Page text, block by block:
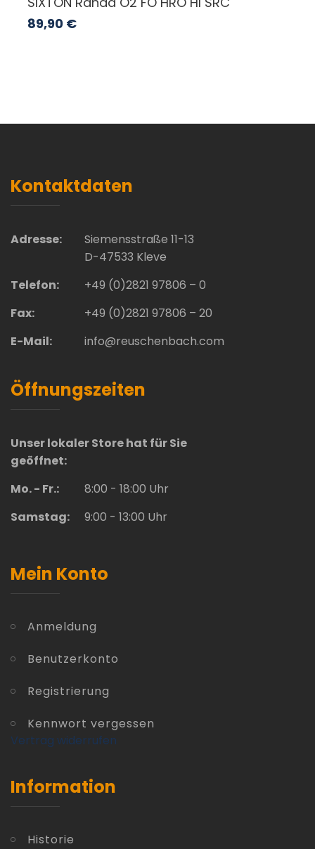
89,90 €
Kontaktdaten
Adresse:
Siemensstraße 11-13
D-47533 Kleve
Telefon:
+49 (0)2821 97806 – 0
Fax:
+49 (0)2821 97806 – 20
E-Mail:
info@reuschenbach.com
Öffnungszeiten
Unser lokaler Store hat für Sie
geöffnet:
Mo. - Fr.:
8:00 - 18:00 Uhr
Samstag:
9:00 - 13:00 Uhr
Mein Konto
Anmeldung
Benutzerkonto
Registrierung
Kennwort vergessen
Vertrag widerrufen
Information
Historie